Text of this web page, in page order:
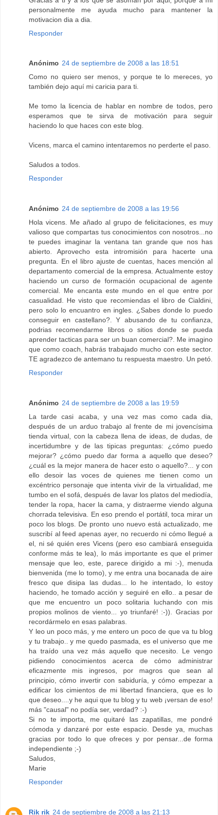
personalmente me ayuda mucho para mantener la
motivacion dia a dia.
Responder
Anónimo 24 de septiembre de 2008 a las 18:51
Como no quiero ser menos, y porque te lo mereces, yo
también dejo aquí mi caricia para ti.
Me tomo la licencia de hablar en nombre de todos, pero
esperamos que te sirva de motivación para seguir
haciendo lo que haces con este blog.
Vicens, marca el camino intentaremos no perderte el paso.
Saludos a todos.
Responder
Anónimo 24 de septiembre de 2008 a las 19:56
Hola vicens. Me añado al grupo de felicitaciones, es muy
valioso que compartas tus conocimientos con nosotros...no
te puedes imaginar la ventana tan grande que nos has
abierto. Aprovecho esta intromisión para hacerte una
pregunta. En el libro ajuste de cuentas, haces mención al
departamento comercial de la empresa. Actualmente estoy
haciendo un curso de formación ocupacional de agente
comercial. Me encanta este mundo en el que entre por
casualidad. He visto que recomiendas el libro de Cialdini,
pero solo lo encuantro en ingles. ¿Sabes donde lo puedo
conseguir en castellano?. Y abusando de tu confianza,
podrias recomendarme libros o sitios donde se pueda
aprender tacticas para ser un buan comercial?. Me imagino
que como coach, habrás trabajado mucho con este sector.
TE agradezco de antemano tu respuesta maestro. Un petó.
Responder
Anónimo 24 de septiembre de 2008 a las 19:59
La tarde casi acaba, y una vez mas como cada dia,
después de un arduo trabajo al frente de mi jovencísima
tienda virtual, con la cabeza llena de ideas, de dudas, de
incertidumbre y de las tipicas preguntas: ¿cómo puedo
mejorar? ¿cómo puedo dar forma a aquello que deseo?
¿cuál es la mejor manera de hacer esto o aquello?... y con
ello desoir las voces de quienes me tienen como un
excéntrico personaje que intenta vivir de la virtualidad, me
tumbo en el sofá, después de lavar los platos del mediodía,
tender la ropa, hacer la cama, y distraerme viendo alguna
chorrada televisiva. En eso prendo el portátil, toca mirar un
poco los blogs. De pronto uno nuevo está actualizado, me
suscribí al feed apenas ayer, no recuerdo ni cómo llegué a
el, ni sé quién eres Vicens (pero eso cambiará enseguida
conforme más te lea), lo más importante es que el primer
mensaje que leo, este, parece dirigido a mi :-), menuda
bienvenida (me lo tomo), y me entra una bocanada de aire
fresco que disipa las dudas... lo he intentado, lo estoy
haciendo, he tomado acción y seguiré en ello.. a pesar de
que me encuentro un poco solitaria luchando con mis
propios molinos de viento... yo triunfaré! :-)). Gracias por
recordármelo en esas palabras.
Y leo un poco más, y me entero un poco de que va tu blog
y tu trabajo.. y me quedo pasmada, es el universo que me
ha traído una vez más aquello que necesito. Le vengo
pidiendo conocimientos acerca de cómo administrar
eficazmente mis ingresos, por magros que sean al
principio, cómo invertir con sabiduría, y cómo empezar a
edificar los cimientos de mi libertad financiera, que es lo
que deseo....y he aqui que tu blog y tu web ¡versan de eso!
más "causal" no podía ser, verdad? :-)
Si no te importa, me quitaré las zapatillas, me pondré
cómoda y danzaré por este espacio. Desde ya, muchas
gracias por todo lo que ofreces y por pensar...de forma
independiente ;-)
Saludos,
Marie
Responder
Rik rik 24 de septiembre de 2008 a las 21:13